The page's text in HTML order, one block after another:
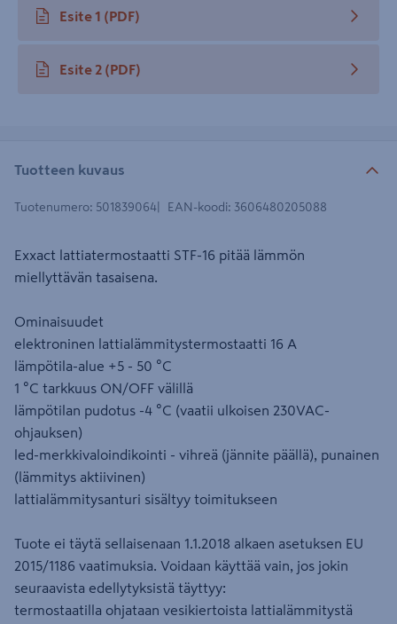
Esite 1 (PDF)
avautuu uuteen välilehteen
Esite 2 (PDF)
avautuu uuteen välilehteen
Tuotteen kuvaus
Tuotenumero: 501839064 EAN-koodi: 3606480205088
Exxact lattiatermostaatti STF-16 pitää lämmön
miellyttävän tasaisena.
Ominaisuudet
elektroninen lattialämmitystermostaatti 16 A
lämpötila-alue +5 - 50 °C
1 °C tarkkuus ON/OFF välillä
lämpötilan pudotus -4 °C (vaatii ulkoisen 230VAC-
ohjauksen)
led-merkkivaloindikointi - vihreä (jännite päällä), punainen
(lämmitys aktiivinen)
lattialämmitysanturi sisältyy toimitukseen
Tuote ei täytä sellaisenaan 1.1.2018 alkaen asetuksen EU
2015/1186 vaatimuksia. Voidaan käyttää vain, jos jokin
seuraavista edellytyksistä täyttyy:
termostaatilla ohjataan vesikiertoista lattialämmitystä